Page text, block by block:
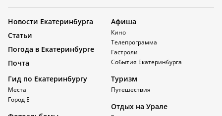
Новости Екатеринбурга
Статьи
Погода в Екатеринбурге
Почта
Афиша
Кино
Телепрограмма
Гастроли
События Екатеринбурга
Гид по Екатеринбургу
Места
Город Е
Туризм
Путешествия
Отдых на Урале